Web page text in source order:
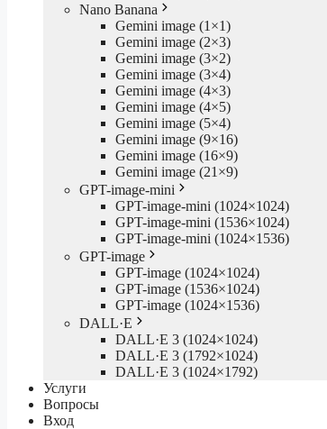
Nano Banana
Gemini image (1×1)
Gemini image (2×3)
Gemini image (3×2)
Gemini image (3×4)
Gemini image (4×3)
Gemini image (4×5)
Gemini image (5×4)
Gemini image (9×16)
Gemini image (16×9)
Gemini image (21×9)
GPT-image-mini
GPT-image-mini (1024×1024)
GPT-image-mini (1536×1024)
GPT-image-mini (1024×1536)
GPT-image
GPT-image (1024×1024)
GPT-image (1536×1024)
GPT-image (1024×1536)
DALL·E
DALL·E 3 (1024×1024)
DALL·E 3 (1792×1024)
DALL·E 3 (1024×1792)
Услуги
Вопросы
Вход